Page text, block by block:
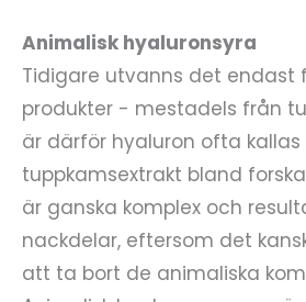
Animalisk hyaluronsyra
Tidigare utvanns det endast
produkter - mestadels från
är därför hyaluron ofta kallas
tuppkamsextrakt bland
är ganska komplex och
nackdelar, eftersom det
att ta bort de animaliska